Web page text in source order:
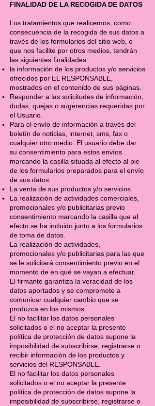
FINALIDAD DE LA RECOGIDA DE DATOS
Los tratamientos que realicemos, como
consecuencia de la recogida de sus datos a
través de los formularios del sitio web, o
que nos facilite por otros medios, tendrán
las siguientes finalidades:
la información de los productos y/o servicios
ofrecidos por EL RESPONSABLE,
mostrados en el contenido de sus páginas.
Responder a las solicitudes de información,
dudas, quejas o sugerencias requeridas por
el Usuario.
Para el envío de información a través del
boletín de noticias, internet, sms, fax o
cualquier otro medio. El usuario debe dar
su consentimiento para estos envíos
marcando la casilla situada al efecto al pie
de los formularios preparados para el envío
de sus datos.
La venta de sus productos y/o servicios.
La realización de actividades comerciales,
promocionales y/o publicitarias previo
consentimiento marcando la casilla que al
efecto se ha incluido junto a los formularios
de toma de datos.
La realización de actividades,
promocionales y/o publicitarias para las que
se le solicitará consentimiento previo en el
momento de en qué se vayan a efectuar.
El firmante garantiza la veracidad de los
datos aportados y se compromete a
comunicar cualquier cambio que se
produzca en los mismos.
El no facilitar los datos personales
solicitados o el no aceptar la presente
política de protección de datos supone la
imposibilidad de subscribirse, registrarse o
recibir información de los productos y
servicios del RESPONSABLE.
El no facilitar los datos personales
solicitados o el no aceptar la presente
política de protección de datos supone la
imposibilidad de subscribirse, registrarse o